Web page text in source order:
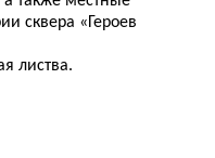
сквера « Героев
листва.